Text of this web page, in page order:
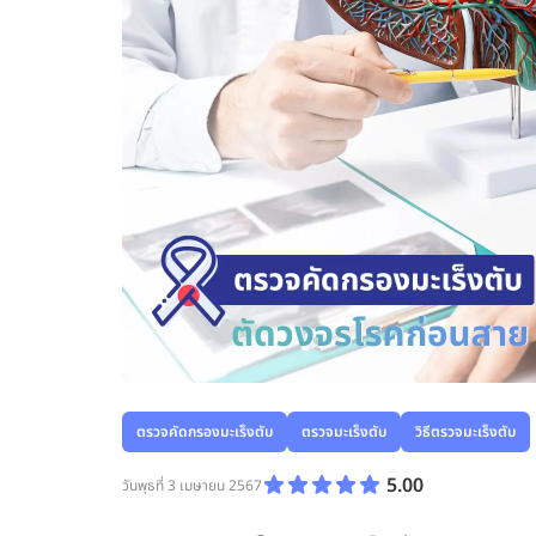
ตรวจคัดกรองมะเร็งตับ ตรวจมะเร็งตับ วิธีตรวจมะเร็งตับ
วันพุธที่ 3 เมษายน 2567 5.00